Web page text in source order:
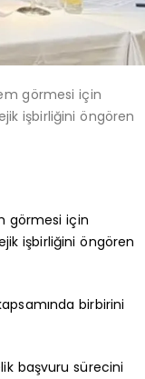
görmesi için
işbirliğini öngören
görmesi için
işbirliğini öngören
birbirini
başvuru sürecini